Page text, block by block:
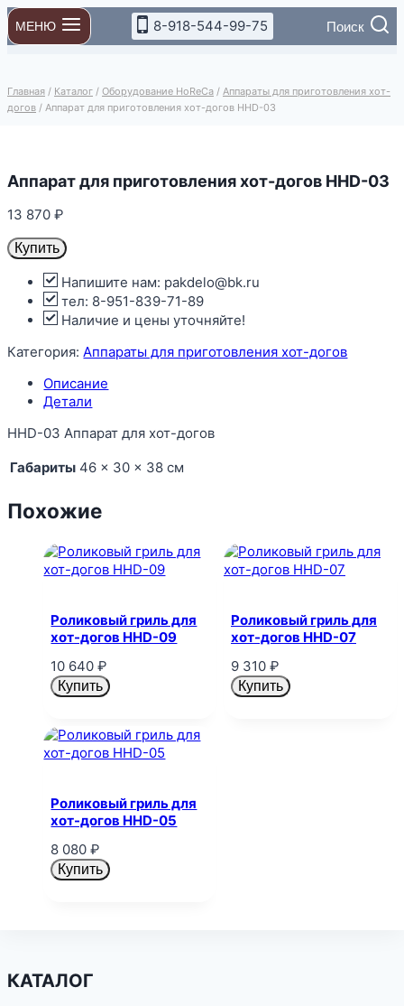
Перейти
к
содержимому
МЕНЮ 8-918-544-99-75 Поиск
Главная / Каталог / Оборудование HoReCa / Аппараты для приготовления хот-
догов / Аппарат для приготовления хот-догов HHD-03
Аппарат для приготовления хот-догов HHD-03
13 870₽
Купить
Напишите нам: pakdelo@bk.ru
тел: 8-951-839-71-89
Наличие и цены уточняйте!
Категория: Аппараты для приготовления хот-догов
Описание
Детали
HHD-03 Аппарат для хот-догов
Габариты 46 × 30 × 38 см
Похожие
Роликовый гриль для
хот-догов HHD-09
10 640₽
Купить
Роликовый гриль для
хот-догов HHD-07
9 310 ₽
Купить
Роликовый гриль для
хот-догов HHD-05
8 080₽
Купить
КАТАЛОГ